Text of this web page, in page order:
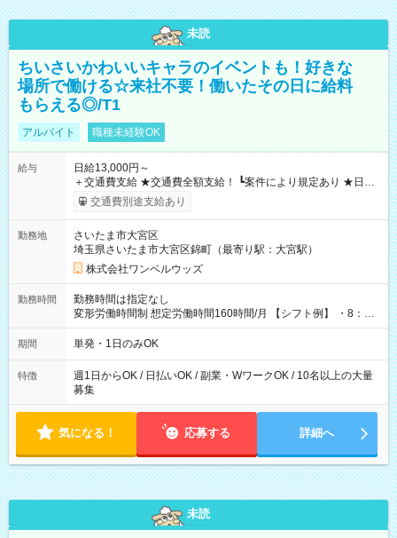
未読
ちいさいかわいいキャラのイベントも！好きな
場所で働ける☆来社不要！働いたその日に給料
もらえる◎/T1
アルバイト 職種未経験OK
給与
日給13,000円～
＋交通費支給 ★交通費全額支給！ ┗案件により規定あり ★日払
いOK！（規定あり） ┗働いたその日に現金GET♪ お仕事後はコ
ンビニATMから 日払い分を引き落とせます！ 【試用期間】試
交通費別途支給あり
勤務地
さいたま市大宮区
埼玉県さいたま市大宮区錦町（最寄り駅：大宮駅）
株式会社ワンベルウッズ
勤務時間
勤務時間は指定なし
変形労働時間制 想定労働時間160時間/月 【シフト例】 ・8：00
～21：00
期間 単発・1日のみOK
特徴
週1日からOK / 日払いOK / 副業・WワークOK / 10名以上の大量
募集
気になる！ 応募する 詳細へ
未読